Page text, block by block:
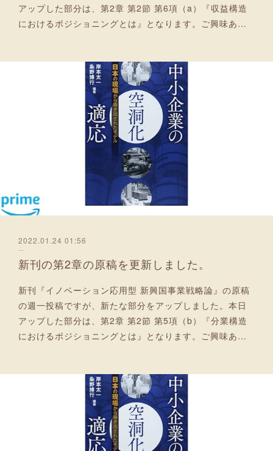
アップした部分は、第2章 第2節 第6項（a）『収益構造
におけるポジショニングとは』となります。ご興味あ…
2022.01.24 01:56
新刊の第2章の原稿を更新しました。
新刊『イノベーション応用型 新興国事業戦略論』の原稿
の週一投稿ですが、新たな部分をアップしました。本日
アップした部分は、第2章 第2節 第5項（b）『分業構造
におけるポジショニングとは』となります。ご興味あ…